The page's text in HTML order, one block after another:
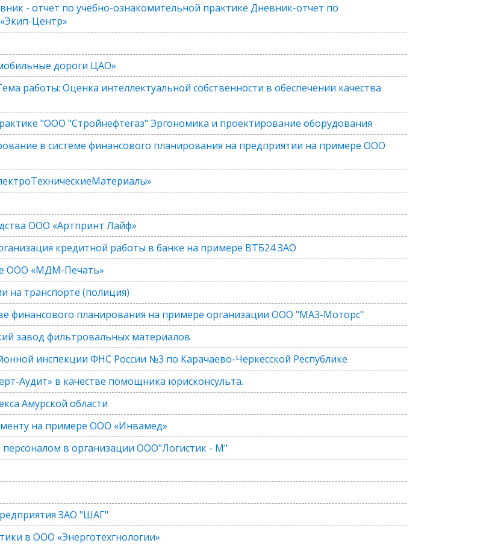
- отчет по учебно-ознакомительной практике Дневник-отчет по
Центр»
дороги ЦАО»
работы: Оценка интеллектуальной собственности в обеспечении качества
"ООО "Стройнефтегаз" Эргономика и проектирование оборудования
в системе финансового планирования на предприятии на примере ООО
ООО «Артпринт Лайф»
кредитной работы в банке на примере ВТБ24 ЗАО
ООО «МДМ-Печать»
на транспорте (полиция)
финансового планирования на примере организации ООО "МАЗ-Моторс"
завод фильтровальных материалов
инспекции ФНС России №3 по Карачаево-Черкесской Республике
Аудит» в качестве помощника юрисконсульта.
Амурской области
на примере ООО «Инвамед»
в организации ООО"Логистик - М"
ЗАО "ШАГ"
в ООО «Энерготехгнологии»